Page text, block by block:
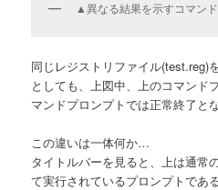
▲異なる結果を示すコマン
同じレジストリファイル(test.reg)
としても、上図中、上のコマンド
マンドプロンプトでは正常終了とな
この違いは一体何か…
タイトルバーを見ると、上は通常
て実行されているプロンプトであ